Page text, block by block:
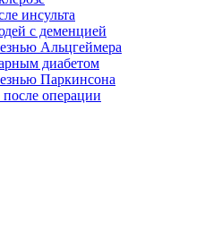
инсульта
с деменцией
Альцгеймера
диабетом
Паркинсона
операции